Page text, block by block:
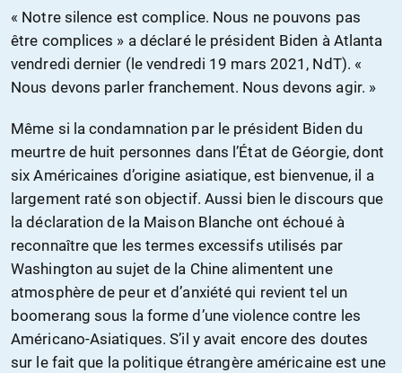
« Notre silence est complice. Nous ne pouvons pas
être complices » a déclaré le président Biden à Atlanta
vendredi dernier (le vendredi 19 mars 2021, NdT). «
Nous devons parler franchement. Nous devons agir. »
Même si la condamnation par le président Biden du
meurtre de huit personnes dans l’État de Géorgie, dont
six Américaines d’origine asiatique, est bienvenue, il a
largement raté son objectif. Aussi bien le discours que
la déclaration de la Maison Blanche ont échoué à
reconnaître que les termes excessifs utilisés par
Washington au sujet de la Chine alimentent une
atmosphère de peur et d’anxiété qui revient tel un
boomerang sous la forme d’une violence contre les
Américano-Asiatiques. S’il y avait encore des doutes
sur le fait que la politique étrangère américaine est une